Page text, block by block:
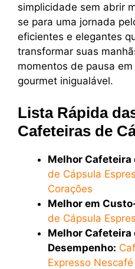
simplicidade sem abrir
se para uma jornada
eficientes e elegantes
transformar suas
momentos de pausa
gourmet inigualável.
Lista Rápida
Cafeteiras de
Melhor Cafeteira
de Cápsula
Corações
Melhor em
de Cápsula
Melhor Cafeteira
Desempenho:
Expresso